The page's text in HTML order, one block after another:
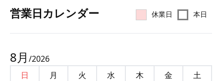
営業⽇カレンダー 休業日 本日
8月 /2026
日
月 火 水 木 金
土